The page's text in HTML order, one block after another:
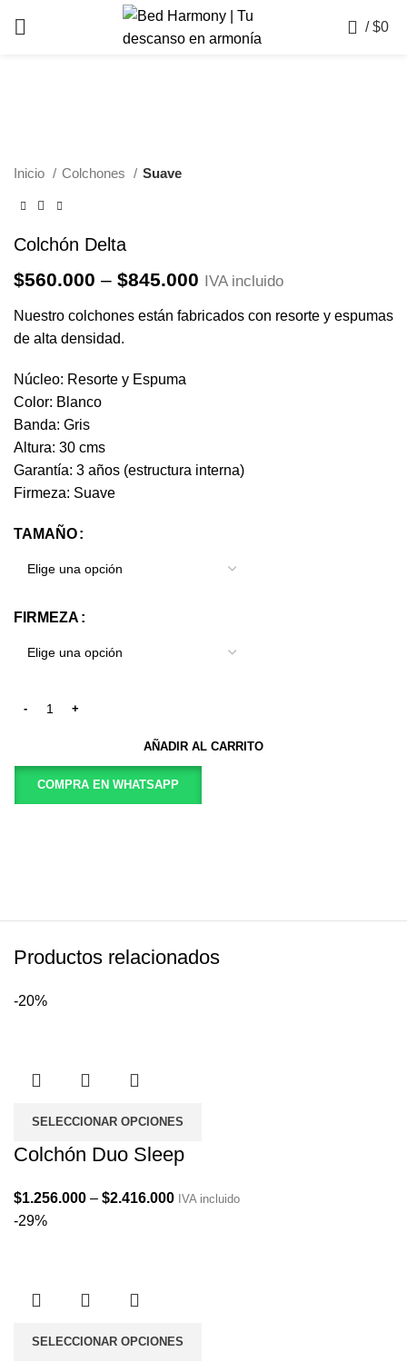
/ $0
Inicio Colchones Suave
Colchón Delta
$560.000 – $845.000 Price
$560.000
IVA incluido
Nuestro colchones están fabricados con resorte y espumas
de alta densidad.
Núcleo: Resorte y Espuma
Color: Blanco
Banda: Gris
Altura: 30 cms
Garantía: 3 años (estructura interna)
Firmeza: Suave
TAMAÑO
FIRMEZA
AÑADIR AL CARRITO
COMPRA EN WHATSAPP
Productos relacionados
-20%
SELECCIONAR OPCIONES
Colchón Duo Sleep
$1.256.000 – $2.416.000Price
IVA incluido
-29%
SELECCIONAR OPCIONES